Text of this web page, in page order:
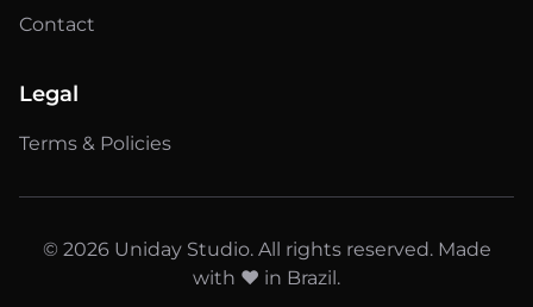
Contact
Legal
Terms & Policies
© 2026 Uniday Studio. All rights reserved. Made
with ❤️ in Brazil.